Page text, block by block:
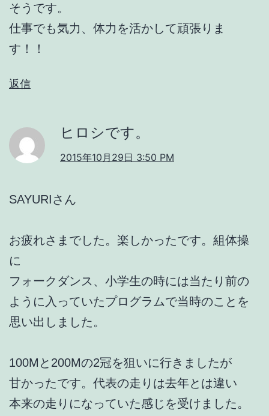
そうです。
仕事でも気力、体力を活かして頑張りま
す！！
返信
ヒロシです。
2015年10月29日 3:50 PM
SAYURIさん
お疲れさまでした。楽しかったです。組体操
に
フォークダンス、小学生の時には当たり前の
ように入っていたプログラムで当時のことを
思い出しました。
100Mと200Mの2冠を狙いに行きましたが
甘かったです。代表の走りは去年とは違い
本来の走りになっていた感じを受けました。